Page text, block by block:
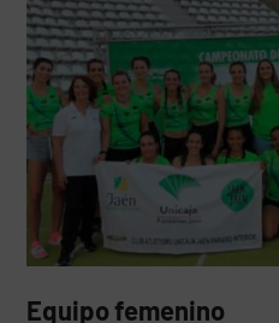
Equipo femenino